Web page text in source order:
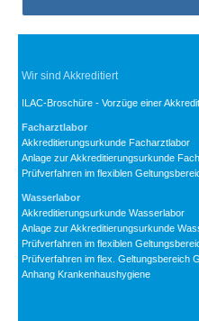
Wir sind Akkreditiert
ILAC-Broschüre - Vorzüge einer
Facharztlabor
Akkreditierungsurkunde Facharztlabor
Anlage zur Akkreditierungsurkunde
Prüfverfahren im flexiblen
Wasserlabor
Akkreditierungsurkunde Wasserlabor
Anlage zur Akkreditierungsurkunde
Prüfverfahren im flexiblen
Prüfverfahren im flex. Geltungsbereich
Anhang Krankenhaushygiene